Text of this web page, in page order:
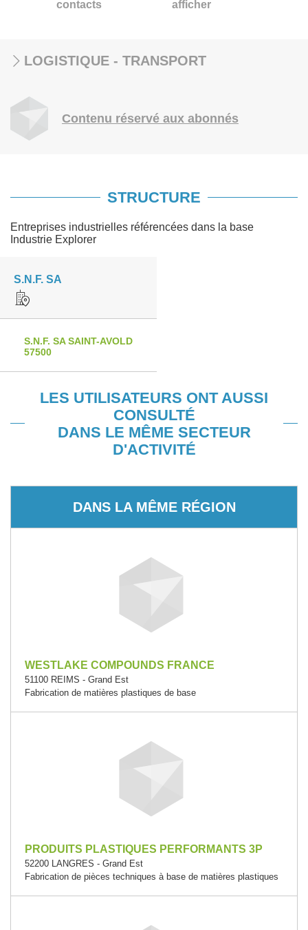
contacts afficher
LOGISTIQUE - TRANSPORT
Contenu réservé aux abonnés
STRUCTURE
Entreprises industrielles référencées dans la base
Industrie Explorer
S.N.F. SA
S.N.F. SA SAINT-AVOLD
57500
LES UTILISATEURS ONT AUSSI
CONSULTÉ
DANS LE MÊME SECTEUR
D'ACTIVITÉ
DANS LA MÊME RÉGION
WESTLAKE COMPOUNDS FRANCE
51100 REIMS - Grand Est
Fabrication de matières plastiques de base
PRODUITS PLASTIQUES PERFORMANTS 3P
52200 LANGRES - Grand Est
Fabrication de pièces techniques à base de matières plastiques